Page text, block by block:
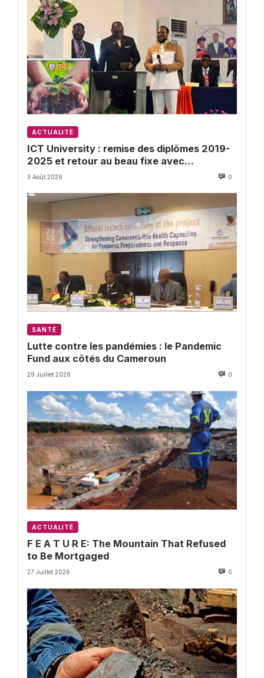
ACTUALITÉ
ICT University : remise des diplômes 2019-
2025 et retour au beau fixe avec
l’Université de Buea
3 Août 2026 0
SANTÉ
Lutte contre les pandémies : le Pandemic
Fund aux côtés du Cameroun
29 Juillet 2026 0
ACTUALITÉ
F E A T U R E: The Mountain That Refused
to Be Mortgaged
27 Juillet 2026 0